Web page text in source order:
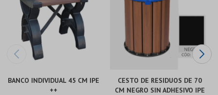
BANCO INDIVIDUAL 45 CM IPE
++
CESTO DE RESIDUOS DE 70
CM NEGRO SIN ADHESIVO IPE